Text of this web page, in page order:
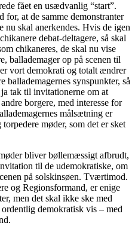
fået en usædvanlig “start”.
at de samme demonstranter
nu skal anerkendes. Hvis de igen
debat-deltagere, så skal
chikaneres, de skal nu vise
ballademager op på scenen til
vort demokrati og totalt ændrer
synspunkter, så
tak til invitationerne om at
borgere, med interesse for
målsætning er
møder, som det er sket
bliver bøllemæssigt afbrudt,
til de udemokratiske, om
på solskinsøen. Tværtimod.
og Regionsformand, er enige
men det skal ikke ske med
demokratisk vis – med